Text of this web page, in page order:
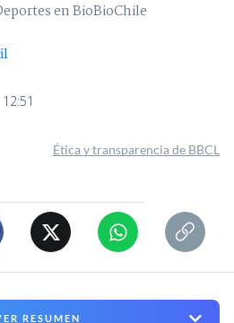
en BioBioChile
Ética y transparencia de BBCL
RESUMEN